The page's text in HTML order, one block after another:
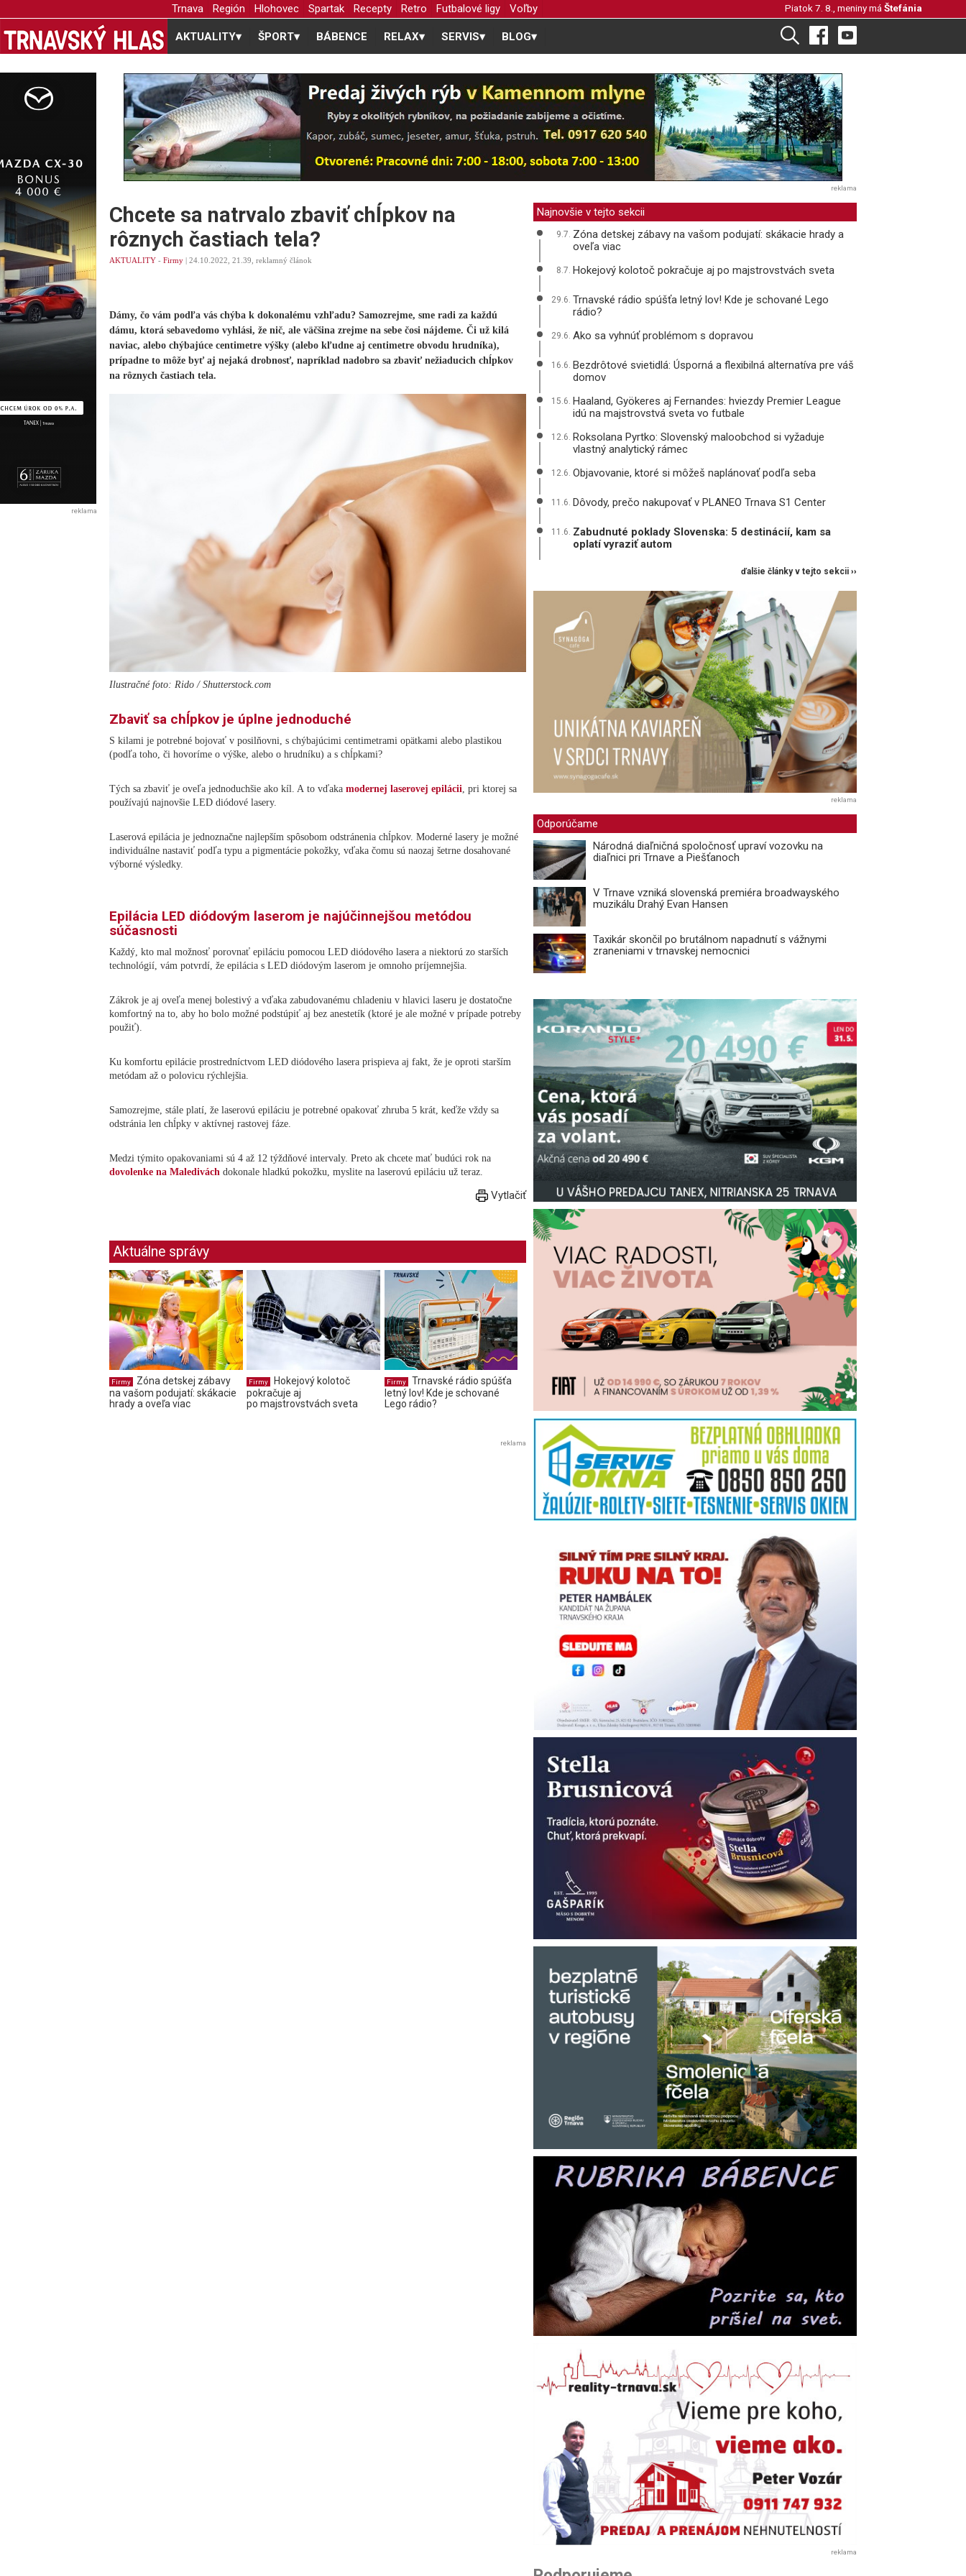
Trnava Región Hlohovec Spartak Recepty Retro Futbalové ligy Voľby Piatok 7. 8., meniny má Štefánia
AKTUALITY▾ ŠPORT▾ BÁBENCE RELAX▾ SERVIS▾ BLOG▾
reklama
Chcete sa natrvalo zbaviť chĺpkov na
rôznych častiach tela?
AKTUALITY - Firmy | 24.10.2022, 21.39, reklamný článok
Dámy, čo vám podľa vás chýba k dokonalému vzhľadu? Samozrejme, sme radi za každú
dámu, ktorá sebavedomo vyhlási, že nič, ale väčšina zrejme na sebe čosi nájdeme. Či už kilá
naviac, alebo chýbajúce centimetre výšky (alebo kľudne aj centimetre obvodu hrudníka),
prípadne to môže byť aj nejaká drobnosť, napríklad nadobro sa zbaviť nežiaducich chĺpkov
na rôznych častiach tela.
Ilustračné foto: Rido / Shutterstock.com
Zbaviť sa chĺpkov je úplne jednoduché
S kilami je potrebné bojovať v posilňovni, s chýbajúcimi centimetrami opätkami alebo plastikou
(podľa toho, či hovoríme o výške, alebo o hrudníku) a s chĺpkami?
Tých sa zbaviť je oveľa jednoduchšie ako kíl. A to vďaka modernej laserovej epilácii , pri ktorej sa
používajú najnovšie LED diódové lasery.
Laserová epilácia je jednoznačne najlepším spôsobom odstránenia chĺpkov. Moderné lasery je možné
individuálne nastaviť podľa typu a pigmentácie pokožky, vďaka čomu sú naozaj šetrne dosahované
výborné výsledky.
Epilácia LED diódovým laserom je najúčinnejšou metódou
súčasnosti
Každý, kto mal možnosť porovnať epiláciu pomocou LED diódového lasera a niektorú zo starších
technológií, vám potvrdí, že epilácia s LED diódovým laserom je omnoho príjemnejšia.
Zákrok je aj oveľa menej bolestivý a vďaka zabudovanému chladeniu v hlavici laseru je dostatočne
komfortný na to, aby ho bolo možné podstúpiť aj bez anestetík (ktoré je ale možné v prípade potreby
použiť).
Ku komfortu epilácie prostredníctvom LED diódového lasera prispieva aj fakt, že je oproti starším
metódam až o polovicu rýchlejšia.
Samozrejme, stále platí, že laserovú epiláciu je potrebné opakovať zhruba 5 krát, keďže vždy sa
odstránia len chĺpky v aktívnej rastovej fáze.
Medzi týmito opakovaniami sú 4 až 12 týždňové intervaly. Preto ak chcete mať budúci rok na
dovolenke na Maledivách dokonale hladkú pokožku, myslite na laserovú epiláciu už teraz.
Vytlačiť
Aktuálne správy
Firmy
Zóna detskej zábavy
na vašom podujatí: skákacie
hrady a oveľa viac
Firmy
Hokejový kolotoč
pokračuje aj
po majstrovstvách sveta
Firmy
Trnavské rádio spúšťa
letný lov! Kde je schované
Lego rádio?
reklama
Najnovšie v tejto sekcii
9.7. Zóna detskej zábavy na vašom podujatí: skákacie hrady a
oveľa viac
8.7. Hokejový kolotoč pokračuje aj po majstrovstvách sveta
29.6. Trnavské rádio spúšťa letný lov! Kde je schované Lego
rádio?
29.6. Ako sa vyhnúť problémom s dopravou
16.6. Bezdrôtové svietidlá: Úsporná a flexibilná alternatíva pre váš
domov
15.6. Haaland, Gyökeres aj Fernandes: hviezdy Premier League
idú na majstrovstvá sveta vo futbale
12.6. Roksolana Pyrtko: Slovenský maloobchod si vyžaduje
vlastný analytický rámec
12.6. Objavovanie, ktoré si môžeš naplánovať podľa seba
11.6. Dôvody, prečo nakupovať v PLANEO Trnava S1 Center
11.6. Zabudnuté poklady Slovenska: 5 destinácií, kam sa
oplatí vyraziť autom
ďalšie články v tejto sekcii ››
reklama
Odporúčame
Národná diaľničná spoločnosť upraví vozovku na
diaľnici pri Trnave a Piešťanoch
V Trnave vzniká slovenská premiéra broadwayského
muzikálu Drahý Evan Hansen
Taxikár skončil po brutálnom napadnutí s vážnymi
zraneniami v trnavskej nemocnici
reklama
reklama